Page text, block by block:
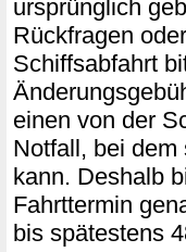
ursprünglich
Rückfragen
Schiffsabfahrt
einen von der
Notfall, bei
kann. Deshalb
Fahrttermin
bis spätestens